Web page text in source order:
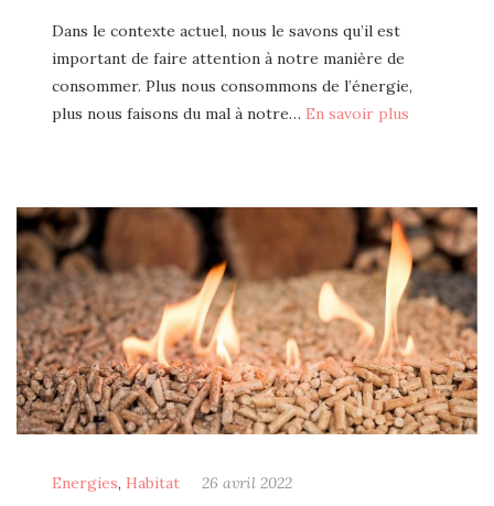
Dans le contexte actuel, nous le savons qu’il est
important de faire attention à notre manière de
consommer. Plus nous consommons de l’énergie,
plus nous faisons du mal à notre… En savoir plus
Energies, Habitat 26 avril 2022